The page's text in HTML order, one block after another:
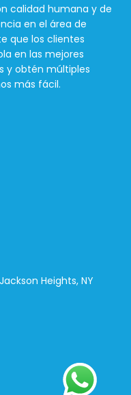
calidad humana y de
en el área de
que los clientes
en las mejores
y obtén múltiples
más fácil.
Heights, NY